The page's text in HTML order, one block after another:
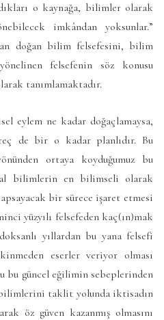
o kaynağa, bilimler olarak
imkândan yoksunlar.”
doğan bilim felsefesini, bilim
felsefenin söz konusu
tanımlamaktadır.
eylem ne kadar doğaçlamaysa,
de bir o kadar planlıdır. Bu
ortaya koyduğumuz bu
bilimlerin en bilimseli olarak
bir sürece işaret etmesi
yüzyılı felsefeden kaç(ın)mak
yıllardan bu yana felsefi
eserler veriyor olması
bu güncel eğilimin sebeplerinden
taklit yolunda iktisadın
öz güven kazanmış olmasını